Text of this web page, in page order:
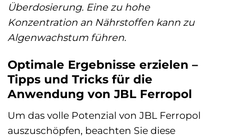
Überdosierung. Eine zu hohe
Konzentration an Nährstoffen kann zu
Algenwachstum führen.
Optimale Ergebnisse erzielen –
Tipps und Tricks für die
Anwendung von JBL Ferropol
Um das volle Potenzial von JBL Ferropol
auszuschöpfen, beachten Sie diese